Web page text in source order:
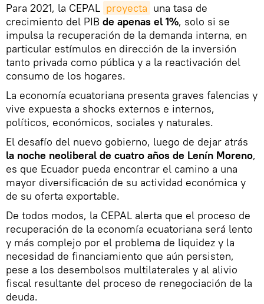
Para 2021, la CEPAL proyecta una tasa de
crecimiento del PIB de apenas el 1%, solo si se
impulsa la recuperación de la demanda interna, en
particular estímulos en dirección de la inversión
tanto privada como pública y a la reactivación del
consumo de los hogares.
La economía ecuatoriana presenta graves falencias y
vive expuesta a shocks externos e internos,
políticos, económicos, sociales y naturales.
El desafío del nuevo gobierno, luego de dejar atrás
la noche neoliberal de cuatro años de Lenín Moreno,
es que Ecuador pueda encontrar el camino a una
mayor diversificación de su actividad económica y
de su oferta exportable.
De todos modos, la CEPAL alerta que el proceso de
recuperación de la economía ecuatoriana será lento
y más complejo por el problema de liquidez y la
necesidad de financiamiento que aún persisten,
pese a los desembolsos multilaterales y al alivio
fiscal resultante del proceso de renegociación de la
deuda.